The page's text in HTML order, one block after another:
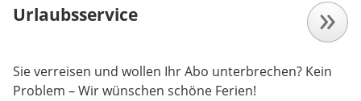
Urlaubsservice
Sie verreisen und wollen Ihr Abo unterbrechen? Kein
Problem – Wir wünschen schöne Ferien!